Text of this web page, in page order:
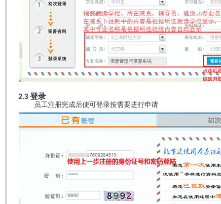
2.3 登录
员工注册完成后便可登录按需要进行申请